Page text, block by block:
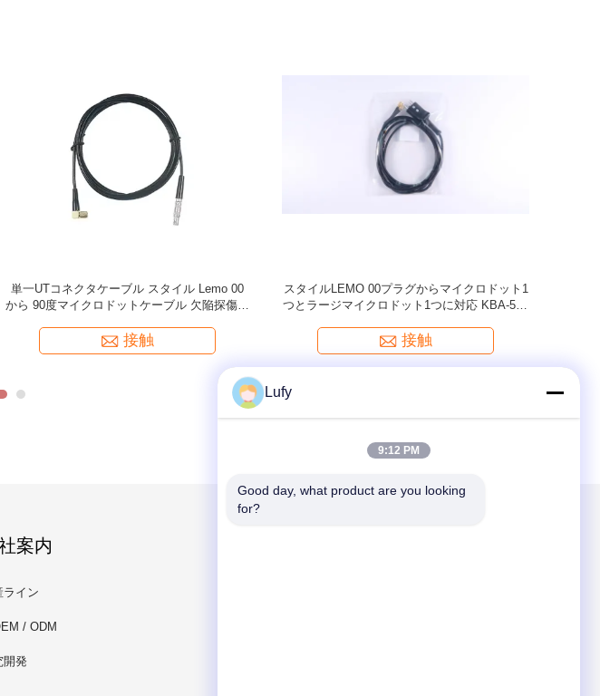
TMTeck KBA532超音波厚さケーブル,レモ 00
ダブルプラグからダブルマイクロドット, 6 フ
接触
DA312探査ケーブル,超音波ケーブル (スタイル
のプラグと互換性Lemo 00 1つの大きなマイク
接触
案内
ライン
/ ODM
開発
Lufy
9:12 PM
Good day, what product are you looking
for?